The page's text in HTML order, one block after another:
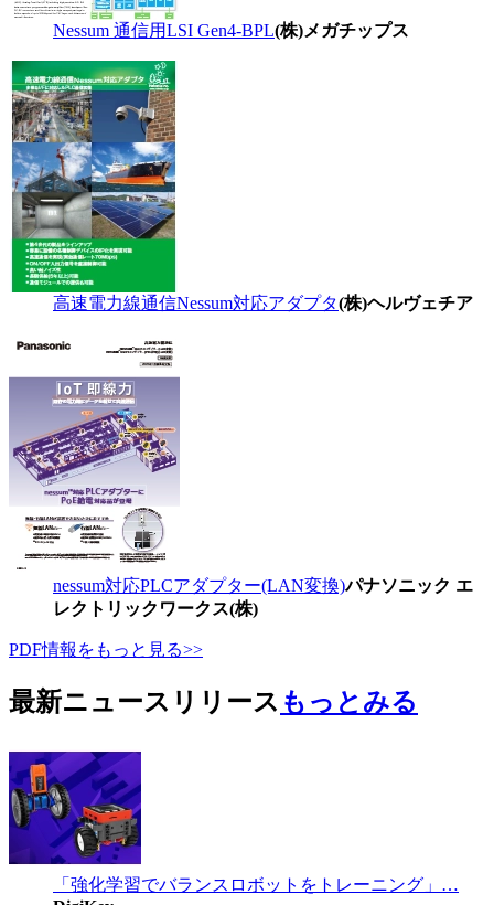
Nessum 通信用LSI Gen4-BPL(株)メガチップス
高速電力線通信Nessum対応アダプタ(株)ヘルヴェチア
nessum対応PLCアダプター(LAN変換)パナソニック エ
レクトリックワークス(株)
PDF情報をもっと見る>>
最新ニュースリリース もっとみる
「強化学習でバランスロボットをトレーニング」…